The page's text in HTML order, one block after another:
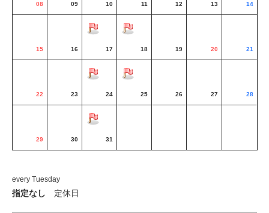
08 09 10 11 12 13 14
15 16 17 18 19 20 21
22 23 24 25 26 27 28
29 30 31
every Tuesday
指定なし 定休日